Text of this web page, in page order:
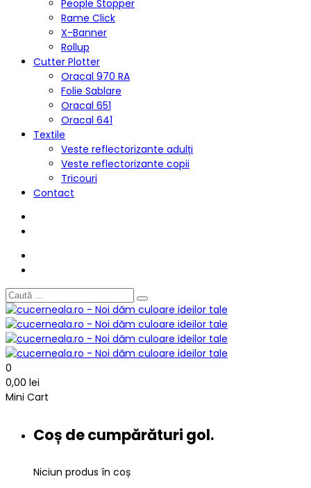
People Stopper
Rame Click
X-Banner
Rollup
Cutter Plotter
Oracal 970 RA
Folie Sablare
Oracal 651
Oracal 641
Textile
Veste reflectorizante adulți
Veste reflectorizante copii
Tricouri
Contact
0
0,00 lei
Mini Cart
Coș de cumpărături gol.
Niciun produs în coș